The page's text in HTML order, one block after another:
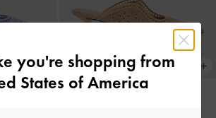
you're shopping from
States of America